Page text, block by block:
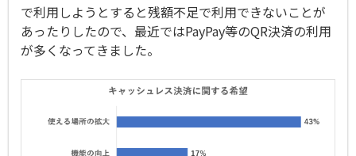
で利用しようとすると残額不足で利用できないことが
あったりしたので、最近ではPayPay等のQR決済の利用
が多くなってきました。